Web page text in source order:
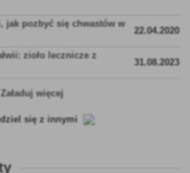
jak pozbyć się chwastów w
22.04.2020
zioło lecznicze z
31.08.2023
Załaduj więcej
się z innymi